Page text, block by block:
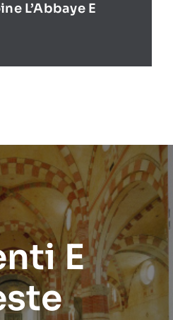
L’Abbaye E
E